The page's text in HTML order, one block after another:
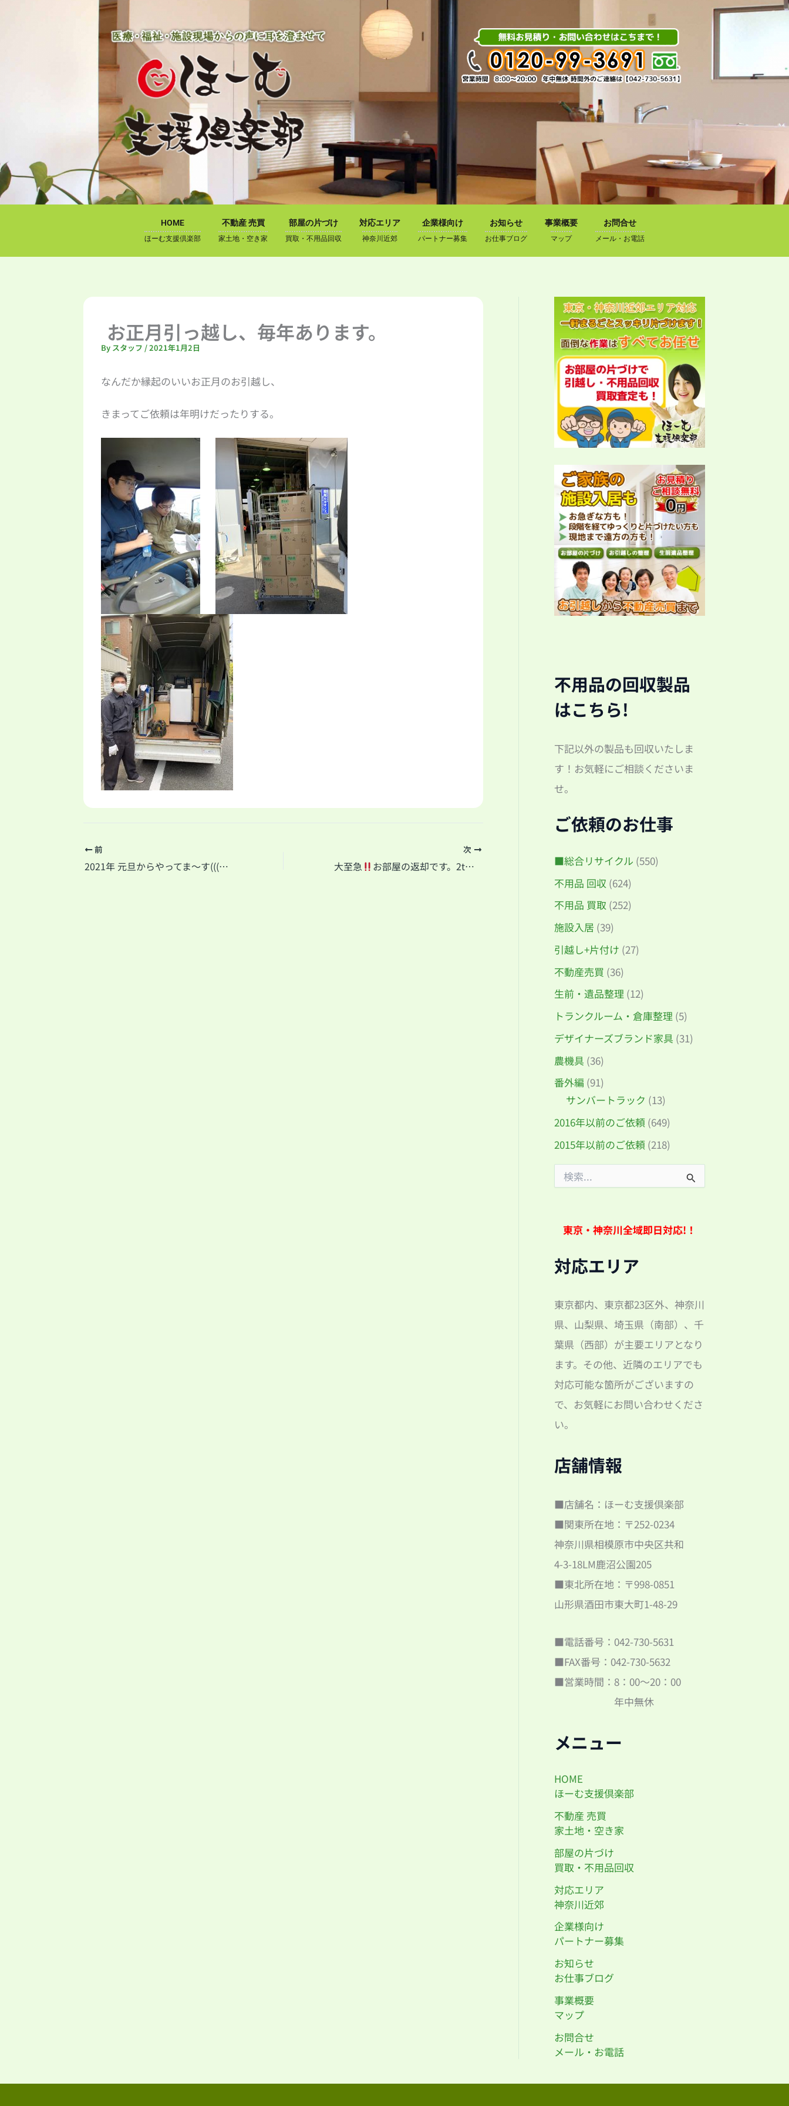
HOME
ほーむ支援倶楽部
不動産 売買
家土地・空き家
部屋の片づけ
買取・不用品回収
対応エリア
神奈川近郊
企業様向け
パートナー募集
お知らせ
お仕事ブログ
事業概要
マップ
お問合せ
メール・お電話
お正月引っ越し、毎年あります。
By スタッフ /2021年1月2日
なんだか縁起のいいお正月のお引越し、
きまってご依頼は年明けだったりする。
前
2021年 元旦からやってま～す(((o(*ﾟ▽ﾟ*)o)))
次
大至急 お部屋の返却です。2tトラック×2台分
不用品の回収製品
はこちら!
下記以外の製品も回収いたしま
す！お気軽にご相談くださいま
せ。
ご依頼のお仕事
■総合リサイクル (550)
不用品 回収 (624)
不用品 買取 (252)
施設入居 (39)
引越し+片付け (27)
不動産売買 (36)
生前・遺品整理 (12)
トランクルーム・倉庫整理 (5)
デザイナーズブランド家具 (31)
農機具 (36)
番外編 (91)
サンバートラック (13)
2016年以前のご依頼 (649)
2015年以前のご依頼 (218)
索
東京・神奈川全域即日対応!！
対応エリア
東京都内、東京都23区外、神奈川
県、山梨県、埼玉県（南部）、千
葉県（西部）が主要エリアとなり
ます。その他、近隣のエリアでも
対応可能な箇所がございますの
で、お気軽にお問い合わせくださ
い。
店舗情報
■店舗名：ほーむ支援倶楽部
■関東所在地：〒252-0234
神奈川県相模原市中央区共和
4-3-18LM鹿沼公園205
■東北所在地：〒998-0851
山形県酒田市東大町1-48-29
■電話番号：042-730-5631
■FAX番号：042-730-5632
■営業時間：8：00～20：00
年中無休
メニュー
HOME
ほーむ支援倶楽部
不動産 売買
家土地・空き家
部屋の片づけ
買取・不用品回収
対応エリア
神奈川近郊
企業様向け
パートナー募集
お知らせ
お仕事ブログ
事業概要
マップ
お問合せ
メール・お電話